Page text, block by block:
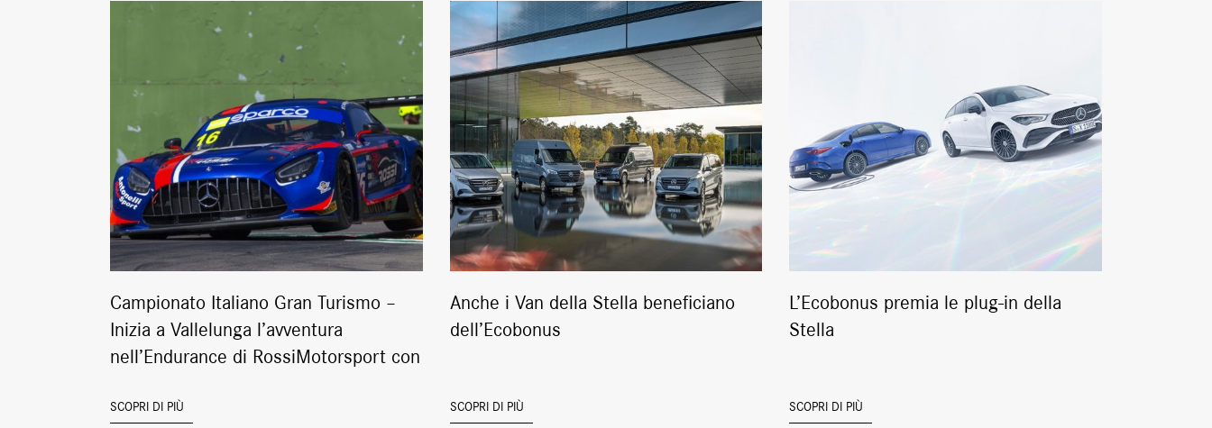
Campionato Italiano Gran Turismo –
Inizia a Vallelunga l’avventura
nell’Endurance di RossiMotorsport con
SCOPRI DI PIÙ
Anche i Van della Stella beneficiano
dell’Ecobonus
SCOPRI DI PIÙ
L’Ecobonus premia le plug-in della
Stella
SCOPRI DI PIÙ